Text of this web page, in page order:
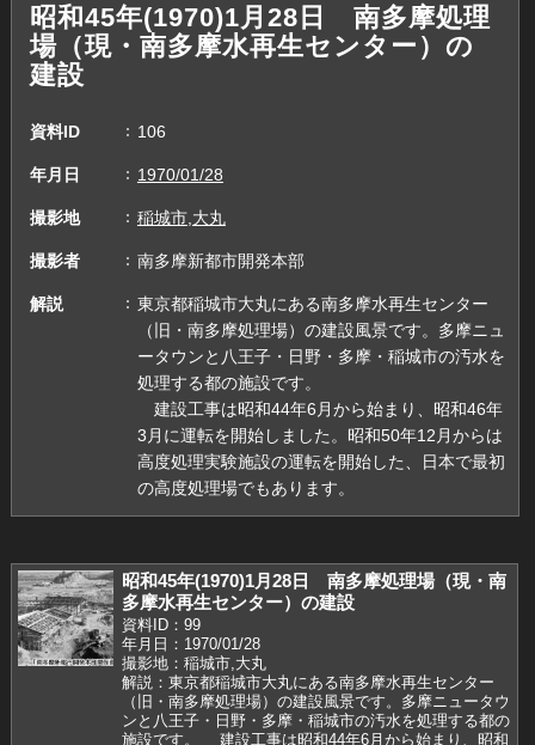
昭和45年(1970)1月28日 南多摩処理
場（現・南多摩水再生センター）の
建設
資料ID 106
年月日 1970/01/28
撮影地 稲城市,大丸
撮影者 南多摩新都市開発本部
解説
東京都稲城市大丸にある南多摩水再生センター
（旧・南多摩処理場）の建設風景です。多摩ニュ
ータウンと八王子・日野・多摩・稲城市の汚水を
処理する都の施設です。
建設工事は昭和44年6月から始まり、昭和46年
3月に運転を開始しました。昭和50年12月からは
高度処理実験施設の運転を開始した、日本で最初
の高度処理場でもあります。
昭和45年(1970)1月28日 南多摩処理場（現・南
多摩水再生センター）の建設
資料ID：99
年月日：1970/01/28
撮影地：稲城市,大丸
解説：東京都稲城市大丸にある南多摩水再生センター
（旧・南多摩処理場）の建設風景です。多摩ニュータウ
ンと八王子・日野・多摩・稲城市の汚水を処理する都の
施設です。 建設工事は昭和44年6月から始まり、昭和